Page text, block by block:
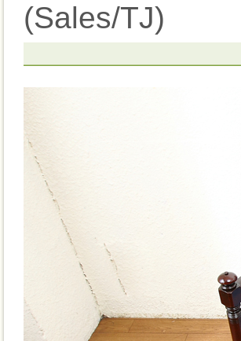
(Sales/TJ)